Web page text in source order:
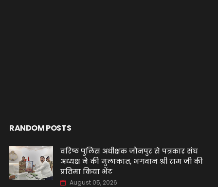
RANDOM POSTS
वरिष्ठ पुलिस अधीक्षक जौनपुर से पत्रकार संघ
अध्यक्ष ने की मुलाकात, भगवान श्री राम जी की
प्रतिमा किया भेंट
August 05, 2026